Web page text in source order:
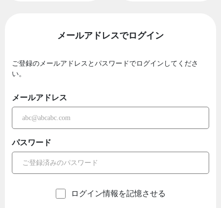
メールアドレスでログイン
ご登録のメールアドレスとパスワードでログインしてくださ
い。
メールアドレス
パスワード
ログイン情報を記憶させる